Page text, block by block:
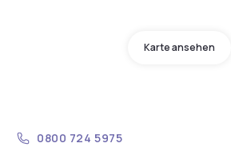
Karte ansehen
0800 724 5975